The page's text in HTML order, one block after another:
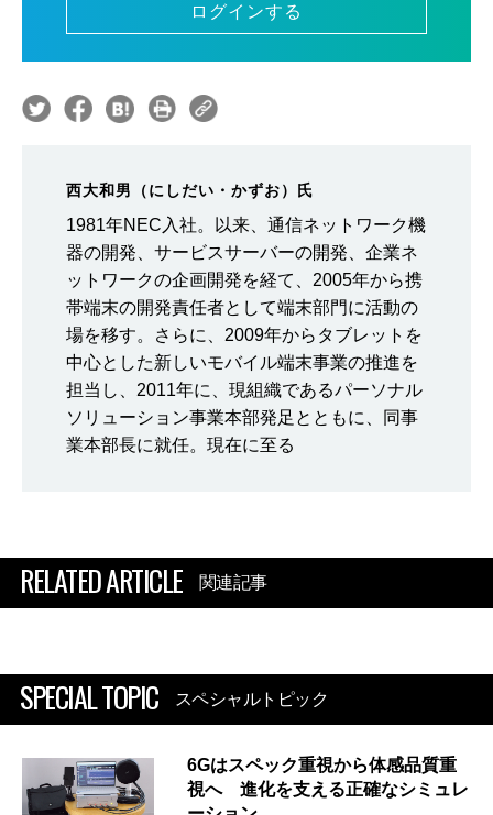
ログインする
西大和男（にしだい・かずお）氏
1981年NEC入社。以来、通信ネットワーク機
器の開発、サービスサーバーの開発、企業ネ
ットワークの企画開発を経て、2005年から携
帯端末の開発責任者として端末部門に活動の
場を移す。さらに、2009年からタブレットを
中心とした新しいモバイル端末事業の推進を
担当し、2011年に、現組織であるパーソナル
ソリューション事業本部発足とともに、同事
業本部長に就任。現在に至る
RELATED ARTICLE 関連記事
SPECIAL TOPIC スペシャルトピック
6Gはスペック重視から体感品質重
視へ 進化を支える正確なシミュレ